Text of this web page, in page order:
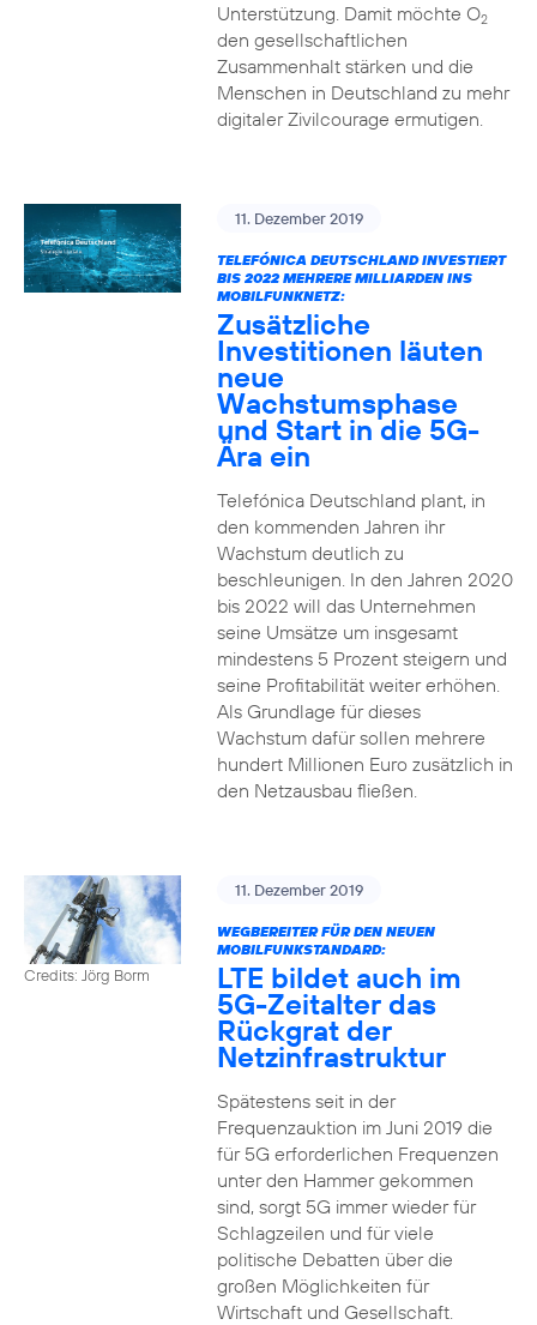
Unterstützung. Damit möchte O2
den gesellschaftlichen
Zusammenhalt stärken und die
Menschen in Deutschland zu mehr
digitaler Zivilcourage ermutigen.
11. Dezember 2019
TELEFÓNICA DEUTSCHLAND INVESTIERT
BIS 2022 MEHRERE MILLIARDEN INS
MOBILFUNKNETZ:
Zusätzliche
Investitionen läuten
neue
Wachstumsphase
und Start in die 5G-
Ära ein
Telefónica Deutschland plant, in
den kommenden Jahren ihr
Wachstum deutlich zu
beschleunigen. In den Jahren 2020
bis 2022 will das Unternehmen
seine Umsätze um insgesamt
mindestens 5 Prozent steigern und
seine Profitabilität weiter erhöhen.
Als Grundlage für dieses
Wachstum dafür sollen mehrere
hundert Millionen Euro zusätzlich in
den Netzausbau fließen.
Credits: Jörg Borm
11. Dezember 2019
WEGBEREITER FÜR DEN NEUEN
MOBILFUNKSTANDARD:
LTE bildet auch im
5G-Zeitalter das
Rückgrat der
Netzinfrastruktur
Spätestens seit in der
Frequenzauktion im Juni 2019 die
für 5G erforderlichen Frequenzen
unter den Hammer gekommen
sind, sorgt 5G immer wieder für
Schlagzeilen und für viele
politische Debatten über die
großen Möglichkeiten für
Wirtschaft und Gesellschaft.